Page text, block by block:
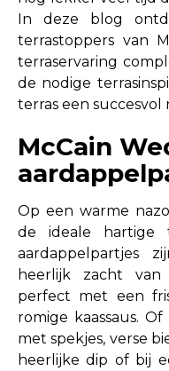
In deze blog
terrastoppers van
terraservaring
de nodige
terras een
McCain
Op een warme
de ideale hartige
aardappelpartjes
heerlijk zacht
perfect met een
romige kaassaus.
met spekjes, verse
heerlijke dip of bij